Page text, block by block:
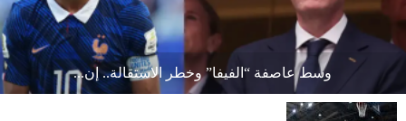
وسط عاصفة “الفيفا” وخطر الاستقالة.. إن...